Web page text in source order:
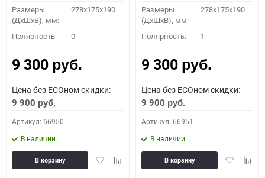
Размеры
(ДхШхВ), мм:
278x175x190
Полярность: 0
9 300 руб.
Цена без ECOном скидки:
9 900 руб.
Артикул: 66950
В наличии
ДобавитьДобавить
В корзину
Размеры
(ДхШхВ), мм:
278x175x190
Полярность: 1
9 300 руб.
Цена без ECOном скидки:
9 900 руб.
Артикул: 66951
В наличии
Добавить
В корзину